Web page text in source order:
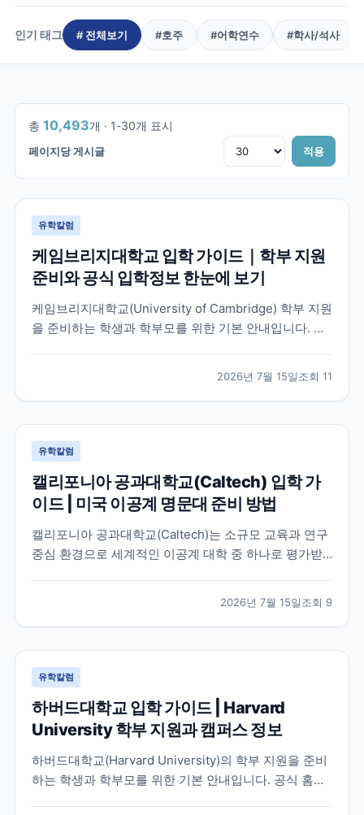
인기 태그 # 전체보기 #호주 #어학연수 #학사/석사
총 10,493개 · 1-30개 표시
페이지당 게시글 적용
1/350
유학칼럼
케임브리지대학교 입학 가이드｜학부 지원
준비와 공식 입학정보 한눈에 보기
케임브리지대학교(University of Cambridge) 학부 지원
을 준비하는 학생과 학부모를 위한 기본 안내입니다. 공
2026년 7월 15일조회 11
유학칼럼
캘리포니아 공과대학교(Caltech) 입학 가
이드 | 미국 이공계 명문대 준비 방법
캘리포니아 공과대학교(Caltech)는 소규모 교육과 연구
중심 환경으로 세계적인 이공계 대학 중 하나로 평가받
2026년 7월 15일조회 9
유학칼럼
하버드대학교 입학 가이드 | Harvard
University 학부 지원과 캠퍼스 정보
하버드대학교(Harvard University)의 학부 지원을 준비
하는 학생과 학부모를 위한 기본 안내입니다. 공식 홈페